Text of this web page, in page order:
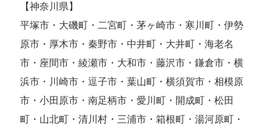
【神奈川県】
平塚市・大磯町・二宮町・茅ヶ崎市・寒川町・伊勢
原市・厚木市・秦野市・中井町・大井町・海老名
市・座間市・綾瀬市・大和市・藤沢市・鎌倉市・横
浜市・川崎市・逗子市・葉山町・横須賀市・相模原
市・小田原市・南足柄市・愛川町・開成町・松田
町・山北町・清川村・三浦市・箱根町・湯河原町・